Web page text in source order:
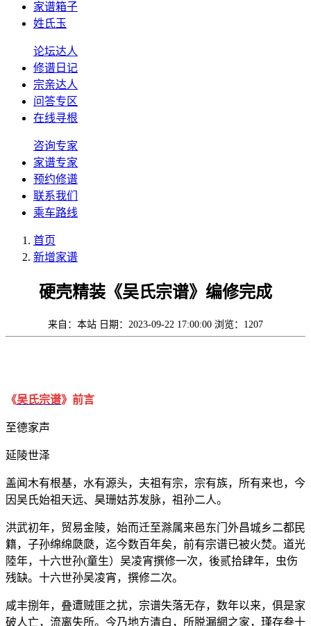
家谱箱子
姓氏玉
论坛达人
修谱日记
宗亲达人
问答专区
在线寻根
咨询专家
家谱专家
预约修谱
联系我们
乘车路线
首页
新增家谱
硬壳精装《吴氏宗谱》编修完成
来自：本站 日期：2023-09-22 17:00:00 浏览：1207
《吴 氏宗谱》前言
至德家声
延陵世泽
盖闻木有根基，水有源头，夫祖有宗，宗有族，所有来也，今
因吴氏始祖天远、昊珊姑苏发脉，祖孙二人。
洪武初年，贸易金陵，始而迁至滁属来邑东门外昌城乡二都民
籍，子孙绵绵瓞瓞，迄今数百年矣，前有宗谱已被火焚。道光
陸年，十六世孙(童生）吴凌宵撰修一次，後贰拾肆年，虫伤
残缺。十六世孙吴凌宵，撰修二次。
咸丰捌年，叠遭贼匪之扰，宗谱失落无存，数年以来，俱是家
破人亡，流离失所。今乃地方清白，所脱漏網之家，瑾存叁十